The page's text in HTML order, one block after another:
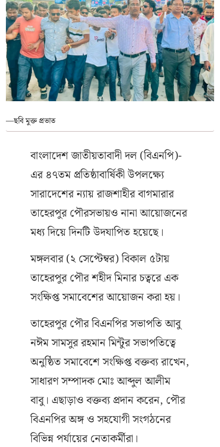
—ছবি মুক্ত প্রভাত
বাংলাদেশ জাতীয়তাবাদী দল (বিএনপি)-
এর ৪৭তম প্রতিষ্ঠাবার্ষিকী উপলক্ষ্যে
সারাদেশের ন্যায় রাজশাহীর বাগমারার
তাহেরপুর পৌরসভায়ও নানা আয়োজনের
মধ্য দিয়ে দিনটি উদযাপিত হয়েছে।
মঙ্গলবার (২ সেপ্টেম্বর) বিকাল ৫টায়
তাহেরপুর পৌর শহীদ মিনার চত্বরে এক
সংক্ষিপ্ত সমাবেশের আয়োজন করা হয়।
তাহেরপুর পৌর বিএনপির সভাপতি আবু
নঈম সামসুর রহমান মিন্টুর সভাপতিত্বে
অনুষ্ঠিত সমাবেশে সংক্ষিপ্ত বক্তব্য রাখেন,
সাধারণ সম্পাদক মোঃ আব্দুল আলীম
বাবু। এছাড়াও বক্তব্য প্রদান করেন, পৌর
বিএনপির অঙ্গ ও সহযোগী সংগঠনের
বিভিন্ন পর্যায়ের নেতাকর্মীরা।